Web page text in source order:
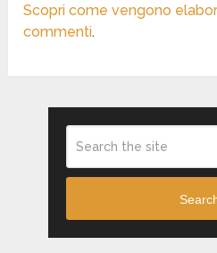
Scopri come vengono
commenti.